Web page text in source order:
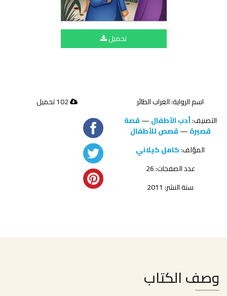
تحميل
اسم الرواية: الغراب الطائر
التصنيف:أدب الأطفال—قصة
قصيرة—قصص للأطفال
المؤلف:كامل كيلاني
عدد الصفحات: 26
سنة النشر: 2011
102 تحميل
وصف الكتاب